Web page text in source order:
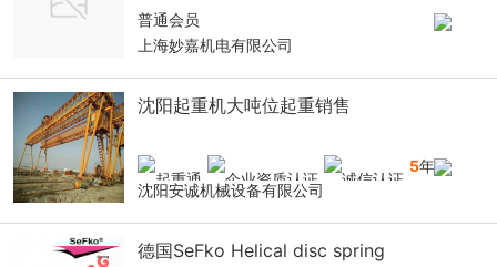
普通会员
上海妙嘉机电有限公司
沈阳起重机大吨位起重销售
5年
沈阳安诚机械设备有限公司
德国SeFko Helical disc spring